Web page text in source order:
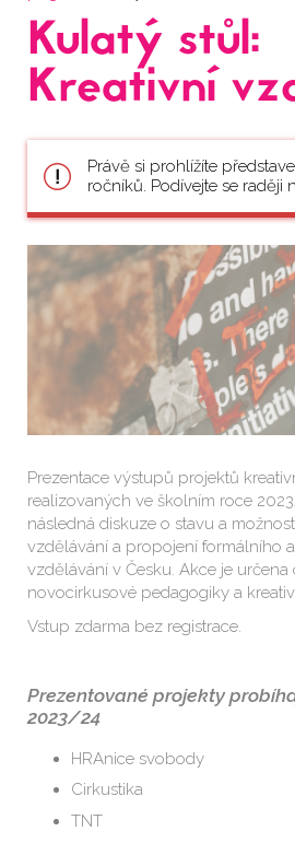
Kulatý stůl:
Kreativní
Právě si prohlížíte
ročníků. Podívejte se raději
Prezentace výstupů projektů
realizovaných ve školním roce
následná diskuze o stavu a
vzdělávání a propojení formálního
vzdělávání v Česku. Akce je
novocirkusové pedagogiky a
Vstup zdarma bez registrace.
Prezentované projekty
2023/24
HRAnice svobody
Cirkustika
TNT